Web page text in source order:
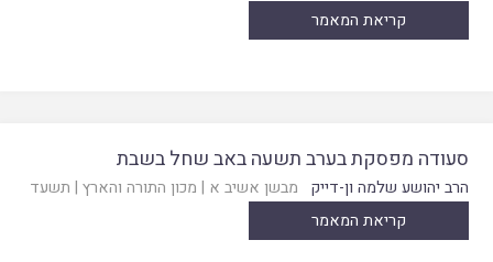
קריאת המאמר
סעודה מפסקת בערב תשעה באב שחל בשבת
הרב יהושע שלמה ון-דייק מבשן אשיב א | מכון התורה והארץ | תשעד
קריאת המאמר